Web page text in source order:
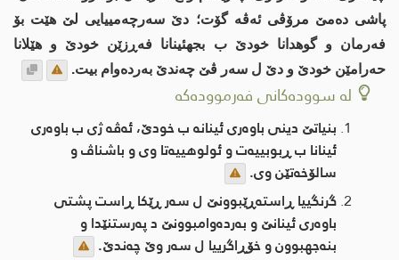
پاشی ده‌مێ مرۆڤی ئه‌ڤه‌ گۆت؛ دێ سه‌رچه‌مییایی لێ هێت بۆ
فه‌رمان و گوهدانا خودێ ب بجهئینانا فەڕزێن خودێ و هێلانا
حەرامێن خودێ و دێ ل سەر ڤێ چه‌ندێ بەردەوام بیت.
لە سوودەکانی فەرموودەکە
بنیاتێ دینی باوەری ئینانه‌ ب خودێ، ئه‌ڤه‌ ژی ب باوه‌ری
ئینانا ب ڕبوبییه‌ت و ئولوهییه‌تا وی و باشناڤ و
سالۆخه‌تێن وی.
گرنگییا ڕاسته‌ڕێبوونێ ل سه‌ر ڕێكا ڕاست پشتی
باوەری ئینانێ و بەردەوامبوونێ د پەرستنێدا و
بنه‌جهبوون و خۆڕاگرییا ل سەر وێ چەندێ.